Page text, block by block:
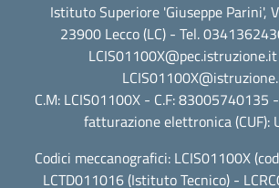
Istituto Superiore 'Giuseppe Parini',
23900 Lecco (LC) - Tel.
LCIS01100X@pec.istruzione.it
C.M: LCIS01100X - C.F: 83005740135
fatturazione elettronica (CUF):
Codici meccanografici: LCIS01100X
LCTD011016 (Istituto Tecnico) -